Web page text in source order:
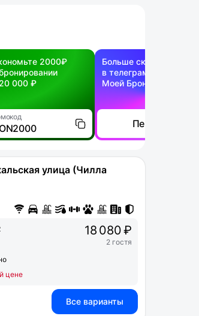
2000₽
000 ₽
Больше скидок —
в телеграм-канале
Моей Брони
Перейти
улица (Чилла
цене
18 080 ₽
2 гостя
Все варианты